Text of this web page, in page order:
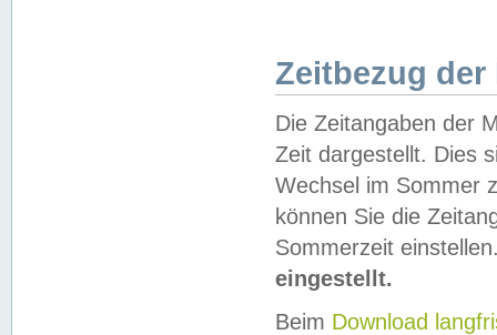
Zeitbezug der
Die Zeitangaben der
Zeit dargestellt. Dies
Wechsel im Sommer
können Sie die
Sommerzeit
eingestellt.
Beim Download